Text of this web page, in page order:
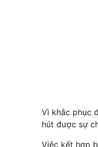
Vì khắc phục
hút được sự
Việc kết hợp